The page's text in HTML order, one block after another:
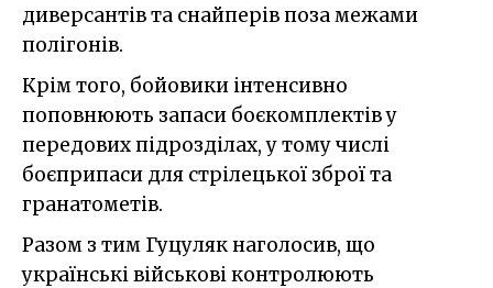
диверсантів та снайперів поза межами
полігонів.
Крім того, бойовики інтенсивно
поповнюють запаси боєкомплектів у
передових підрозділах, у тому числі
боєприпаси для стрілецької зброї та
гранатометів.
Разом з тим Гуцуляк наголосив, що
українські військові контролюють